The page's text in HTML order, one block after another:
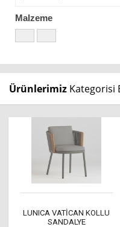
Malzeme
Ürünlerimiz Kategorisi
LUNICA VATİCAN KOLLU
SANDALYE